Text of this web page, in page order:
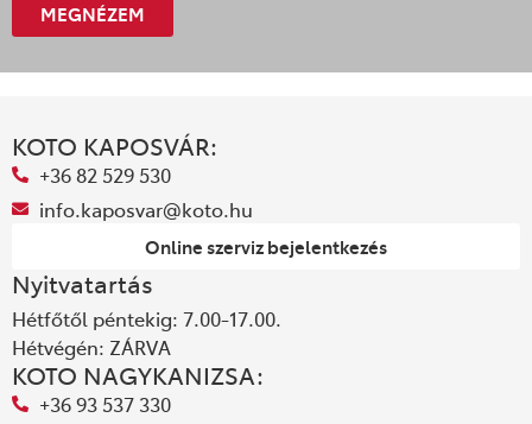
MEGNÉZEM
KOTO KAPOSVÁR:
+36 82 529 530
info.kaposvar@koto.hu
Online szerviz bejelentkezés
Nyitvatartás
Hétfőtől péntekig: 7.00-17.00.
Hétvégén: ZÁRVA
KOTO NAGYKANIZSA:
+36 93 537 330